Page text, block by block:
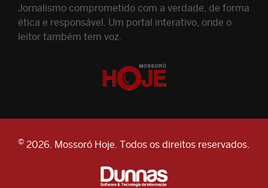
Jornalismo comprometido com a verdade, de forma
ética e responsável. Um portal interativo, onde o
leitor também tem voz.
© 2026. Mossoró Hoje. Todos os direitos reservados.